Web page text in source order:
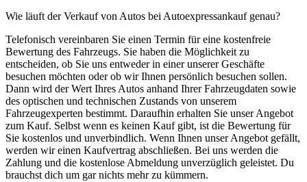
Wie läuft der Verkauf von Autos bei Autoexpressankauf genau?
Telefonisch vereinbaren Sie einen Termin für eine kostenfreie
Bewertung des Fahrzeugs. Sie haben die Möglichkeit zu
entscheiden, ob Sie uns entweder in einer unserer Geschäfte
besuchen möchten oder ob wir Ihnen persönlich besuchen sollen.
Dann wird der Wert Ihres Autos anhand Ihrer Fahrzeugdaten sowie
des optischen und technischen Zustands von unserem
Fahrzeugexperten bestimmt. Daraufhin erhalten Sie unser Angebot
zum Kauf. Selbst wenn es keinen Kauf gibt, ist die Bewertung für
Sie kostenlos und unverbindlich. Wenn Ihnen unser Angebot gefällt,
werden wir einen Kaufvertrag abschließen. Bei uns werden die
Zahlung und die kostenlose Abmeldung unverzüglich geleistet. Du
brauchst dich um gar nichts mehr zu kümmern.